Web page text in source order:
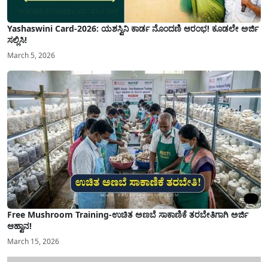
Yashaswini Card-2026: ಯಶಸ್ವಿನಿ ಕಾರ್ಡ ನೊಂದಣಿ ಆರಂಭ! ಕೂಡಲೇ ಅರ್ಜಿ
ಸಲ್ಲಿಸಿ!
March 5, 2026
Free Mushroom Training-ಉಚಿತ ಅಣಬೆ ಸಾಕಾಣಿಕೆ ತರಬೇತಿಗಾಗಿ ಅರ್ಜಿ
ಆಹ್ವಾನ!
March 15, 2026